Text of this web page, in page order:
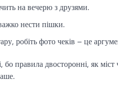
на вечерю з друзями.
нести пішки.
робіть фото чеків – це
правила двосторонні, як